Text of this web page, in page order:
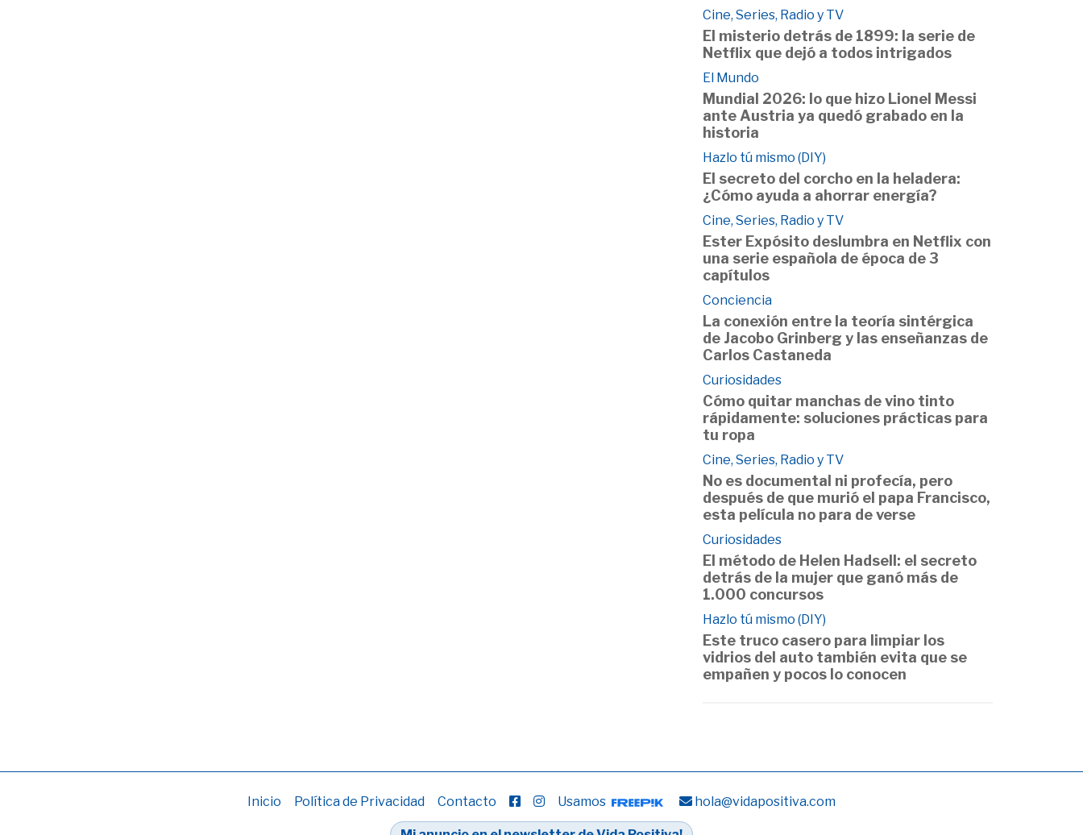
Cine, Series, Radio y TV
El misterio detrás de 1899: la serie de
Netflix que dejó a todos intrigados
El Mundo
Mundial 2026: lo que hizo Lionel Messi
ante Austria ya quedó grabado en la
historia
Hazlo tú mismo (DIY)
El secreto del corcho en la heladera:
¿Cómo ayuda a ahorrar energía?
Cine, Series, Radio y TV
Ester Expósito deslumbra en Netflix con
una serie española de época de 3
capítulos
Conciencia
La conexión entre la teoría sintérgica
de Jacobo Grinberg y las enseñanzas de
Carlos Castaneda
Curiosidades
Cómo quitar manchas de vino tinto
rápidamente: soluciones prácticas para
tu ropa
Cine, Series, Radio y TV
No es documental ni profecía, pero
después de que murió el papa Francisco,
esta película no para de verse
Curiosidades
El método de Helen Hadsell: el secreto
detrás de la mujer que ganó más de
1.000 concursos
Hazlo tú mismo (DIY)
Este truco casero para limpiar los
vidrios del auto también evita que se
empañen y pocos lo conocen
Inicio Política de Privacidad Contacto Usamos hola@vidapositiva.com